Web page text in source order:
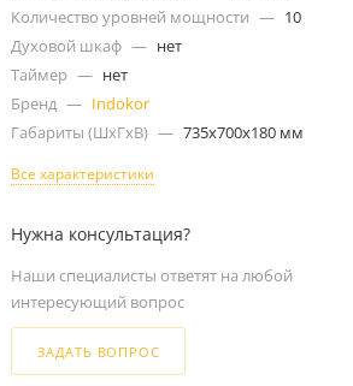
Количество уровней мощности — 10
Духовой шкаф — нет
Таймер — нет
Бренд — Indokor
Габариты (ШxГxВ) — 735x700x180 мм
Все характеристики
Нужна консультация?
Наши специалисты ответят на любой
интересующий вопрос
ЗАДАТЬ ВОПРОС